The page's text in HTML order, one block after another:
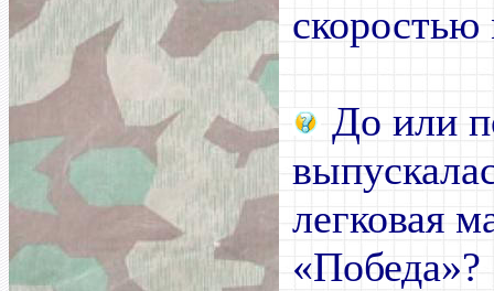
До или
легковая
«Победа»?